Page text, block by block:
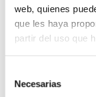
web, quienes
que les haya
partir del uso que
Necesarias